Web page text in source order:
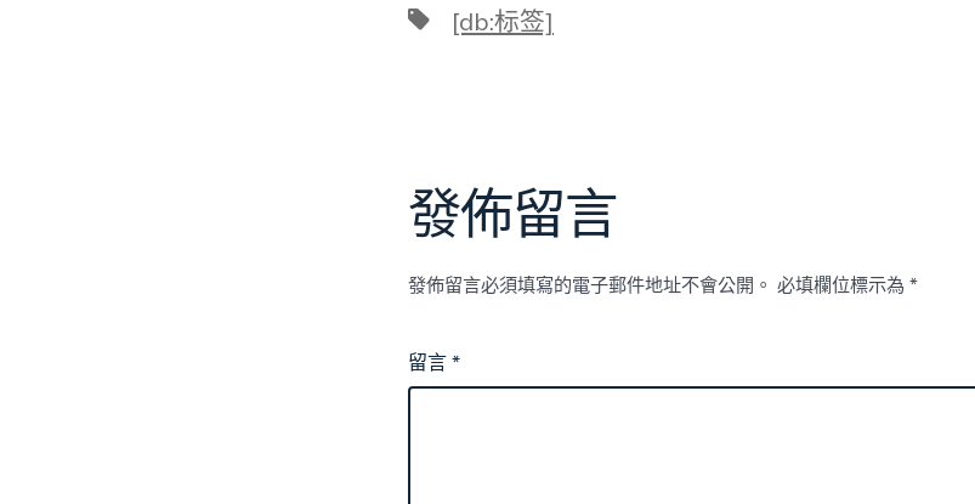
標 [db:标签]
發佈留言
發佈留言必須填寫的電子郵件地址不會公開。 必填欄位標示為 *
留言*